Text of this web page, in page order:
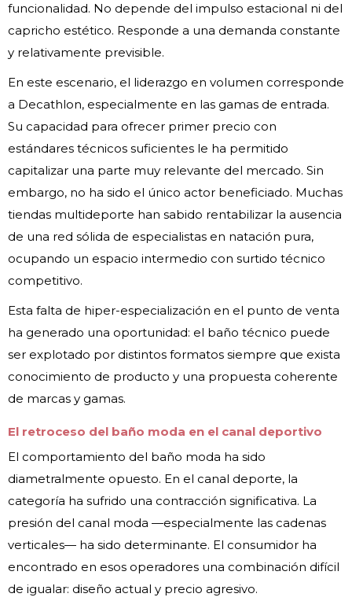
funcionalidad. No depende del impulso estacional ni del
capricho estético. Responde a una demanda constante
y relativamente previsible.
En este escenario, el liderazgo en volumen corresponde
a Decathlon, especialmente en las gamas de entrada.
Su capacidad para ofrecer primer precio con
estándares técnicos suficientes le ha permitido
capitalizar una parte muy relevante del mercado. Sin
embargo, no ha sido el único actor beneficiado. Muchas
tiendas multideporte han sabido rentabilizar la ausencia
de una red sólida de especialistas en natación pura,
ocupando un espacio intermedio con surtido técnico
competitivo.
Esta falta de hiper-especialización en el punto de venta
ha generado una oportunidad: el baño técnico puede
ser explotado por distintos formatos siempre que exista
conocimiento de producto y una propuesta coherente
de marcas y gamas.
El retroceso del baño moda en el canal deportivo
El comportamiento del baño moda ha sido
diametralmente opuesto. En el canal deporte, la
categoría ha sufrido una contracción significativa. La
presión del canal moda —especialmente las cadenas
verticales— ha sido determinante. El consumidor ha
encontrado en esos operadores una combinación difícil
de igualar: diseño actual y precio agresivo.